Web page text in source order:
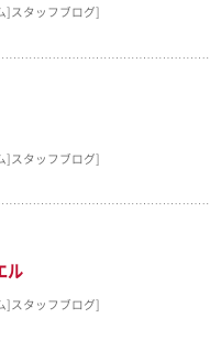
]スタッフブログ]
]スタッフブログ]
ル
]スタッフブログ]